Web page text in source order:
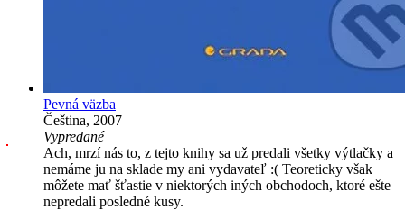
Pevná väzba
Čeština, 2007
Vypredané
Ach, mrzí nás to, z tejto knihy sa už predali všetky výtlačky a
nemáme ju na sklade my ani vydavateľ :( Teoreticky však
môžete mať šťastie v niektorých iných obchodoch, ktoré ešte
nepredali posledné kusy.